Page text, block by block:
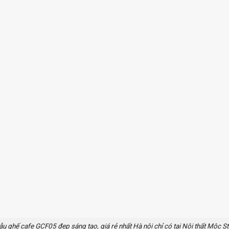
ghế cafe GCF05 đẹp sáng tạo, giá rẻ nhất Hà nội chỉ có tại Nội thất Mộc